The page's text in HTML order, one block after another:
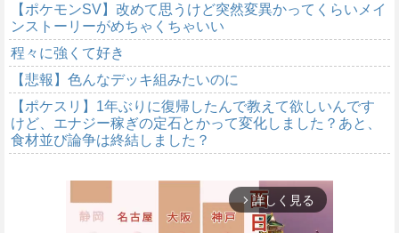
【ポケモンSV】改めて思うけど突然変異かってくらいメイ
ンストーリーがめちゃくちゃいい
程々に強くて好き
【悲報】色んなデッキ組みたいのに
【ポケスリ】1年ぶりに復帰したんで教えて欲しいんです
けど、エナジー稼ぎの定石とかって変化しました？あと、
食材並び論争は終結しました？
arrow_forward_ios 詳しく見る